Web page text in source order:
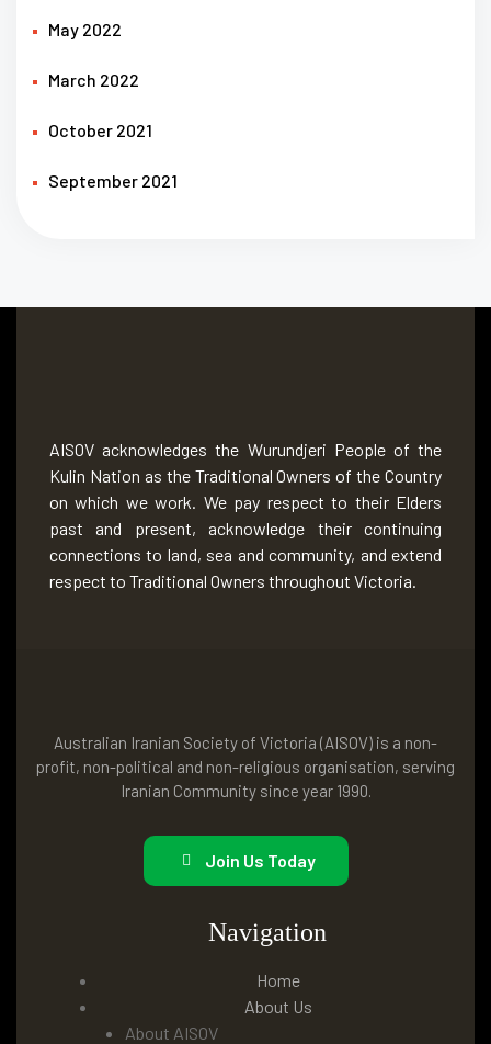
May 2022
March 2022
October 2021
September 2021
AISOV acknowledges the Wurundjeri People of the
Kulin Nation as the Traditional Owners of the Country
on which we work. We pay respect to their Elders
past and present, acknowledge their continuing
connections to land, sea and community, and extend
respect to Traditional Owners throughout Victoria.
Australian Iranian Society of Victoria (AISOV) is a non-
profit, non-political and non-religious organisation, serving
Iranian Community since year 1990.
Join Us Today
Navigation
Home
About Us
About AISOV